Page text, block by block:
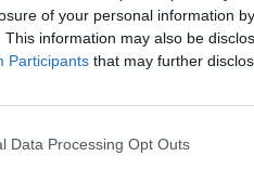
of your personal information
This information may also be
Participants that may further
Data Processing Opt Outs
Νετς, ενώ την
των Γιούτα Τζαζ. Με
η χρονιά του
πρόσωπό του
Απέρριψε εκτιμήσεις
λόγω της